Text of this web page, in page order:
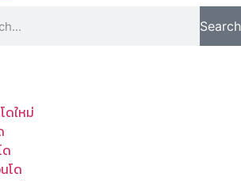
Search
ดใหม่
ด
โด